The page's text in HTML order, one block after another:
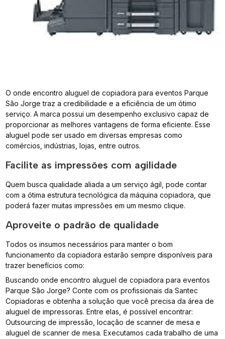
O onde encontro aluguel de copiadora para eventos Parque
São Jorge traz a credibilidade e a eficiência de um ótimo
serviço. A marca possui um desempenho exclusivo capaz de
proporcionar as melhores vantagens de forma eficiente. Esse
aluguel pode ser usado em diversas empresas como
comércios, indústrias, lojas, entre outros.
Facilite as impressões com agilidade
Quem busca qualidade aliada a um serviço ágil, pode contar
com a ótima estrutura tecnológica da máquina copiadora, que
poderá fazer muitas impressões em um mesmo clique.
Aproveite o padrão de qualidade
Todos os insumos necessários para manter o bom
funcionamento da copiadora estarão sempre disponíveis para
trazer benefícios como:
Buscando onde encontro aluguel de copiadora para eventos
Parque São Jorge? Conte com os profissionais da Santec
Copiadoras e obtenha a solução que você precisa da área de
aluguel de impressoras. Entre elas, é possível encontrar:
Outsourcing de impressão, locação de scanner de mesa e
aluguel de scanner de mesa. Executamos cada trabalho de uma